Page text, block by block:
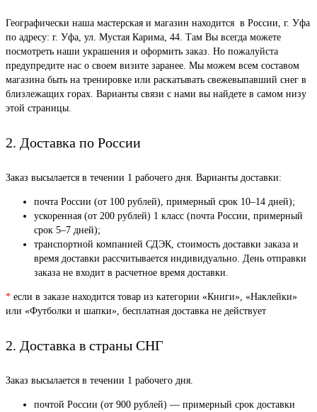
Географически наша мастерская и магазин находится в России, г. Уфа
по адресу: г. Уфа, ул. Мустая Карима, 44. Там Вы всегда можете
посмотреть наши украшения и оформить заказ. Но пожалуйста
предупредите нас о своем визите заранее. Мы можем всем составом
магазина быть на тренировке или раскатывать свежевыпавший снег в
близлежащих горах. Варианты связи с нами вы найдете в самом низу
этой страницы.
2. Доставка по России
Заказ высылается в течении 1 рабочего дня. Варианты доставки:
почта России (от 100 рублей), примерный срок 10–14 дней);
ускоренная (от 200 рублей) 1 класс (почта России, примерный
срок 5–7 дней);
транспортной компанией СДЭК, стоимость доставки заказа и
время доставки рассчитывается индивидуально. День отправки
заказа не входит в расчетное время доставки.
* если в заказе находится товар из категории «Книги», «Наклейки»
или «Футболки и шапки», бесплатная доставка не действует
2. Доставка в страны СНГ
Заказ высылается в течении 1 рабочего дня.
почтой России (от 900 рублей) — примерный срок доставки